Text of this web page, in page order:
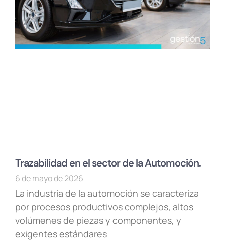
Trazabilidad en el sector de la Automoción.
6 de mayo de 2026
La industria de la automoción se caracteriza
por procesos productivos complejos, altos
volúmenes de piezas y componentes, y
exigentes estándares